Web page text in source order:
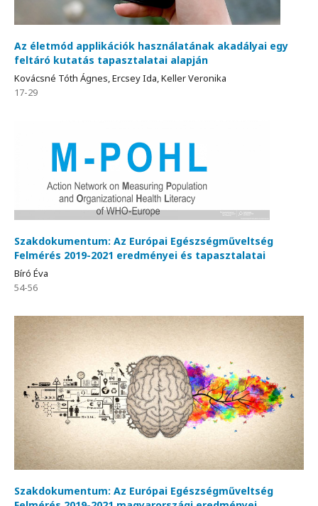
Az életmód applikációk használatának akadályai egy
feltáró kutatás tapasztalatai alapján
Kovácsné Tóth Ágnes, Ercsey Ida, Keller Veronika
17-29
Szakdokumentum: Az Európai Egészségműveltség
Felmérés 2019-2021 eredményei és tapasztalatai
Bíró Éva
54-56
Szakdokumentum: Az Európai Egészségműveltség